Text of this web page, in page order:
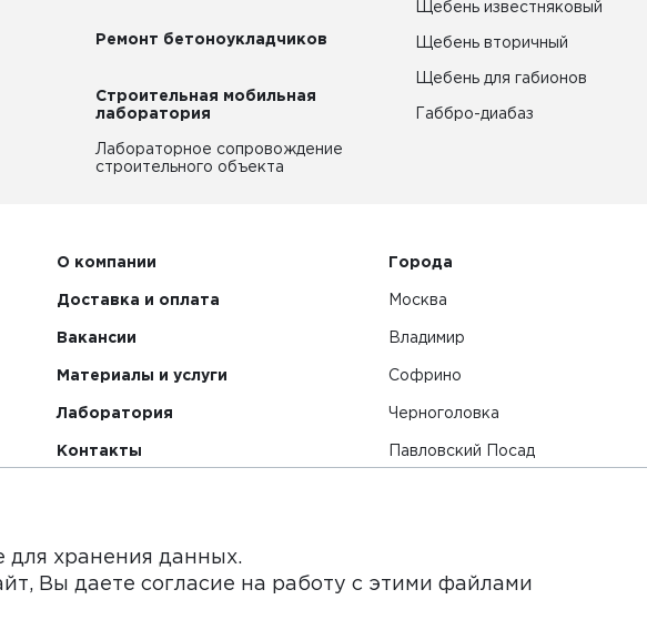
Ремонт бетоноукладчиков
Строительная мобильная
лаборатория
Лабораторное сопровождение
строительного объекта
Щебень известняковый
Щебень вторичный
Щебень для габионов
Габбро-диабаз
О компании
Доставка и оплата
Вакансии
Материалы и услуги
Лаборатория
Контакты
Города
Москва
Владимир
Софрино
Черноголовка
Павловский Посад
данный интернет-сайт и его содержимое носит исключительно
для хранения данных.
Вы даете согласие на работу с этими файлами